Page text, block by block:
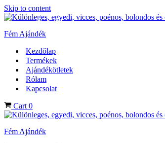
Skip to content
Fém Ajándék
Kezdőlap
Termékek
Ajándékötletek
Rólam
Kapcsolat
Cart 0
Fém Ajándék